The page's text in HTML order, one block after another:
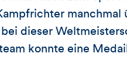
manchmal
dieser
konnte eine